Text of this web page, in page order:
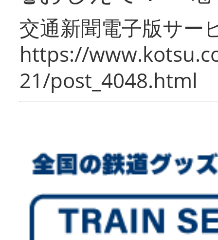
交通新聞電子版サー
https://
21/post_4048.html